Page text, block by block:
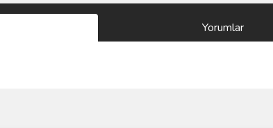
Yorumlar